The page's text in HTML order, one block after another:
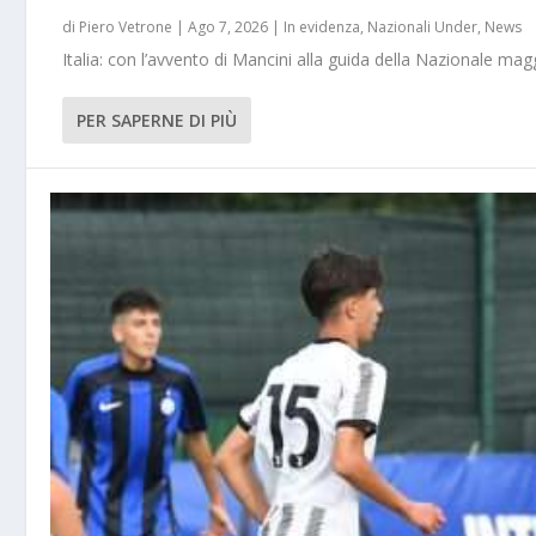
di Piero Vetrone |Ago 7, 2026 | In evidenza, Nazionali Under, News
Italia: con l’avvento di Mancini alla guida della Nazionale
PER SAPERNE DI PIÙ